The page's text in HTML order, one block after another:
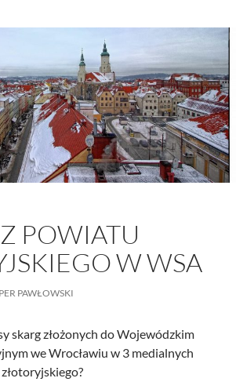
POWIATU
W WSA
PAWŁOWSKI
skarg złożonych do Wojewódzkim
we Wrocławiu w 3 medialnych